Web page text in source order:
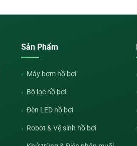
Sản Phẩm
Máy bơm hồ bơi
Bộ lọc hồ bơi
Đèn LED hồ bơi
Robot & Vệ sinh hồ bơi